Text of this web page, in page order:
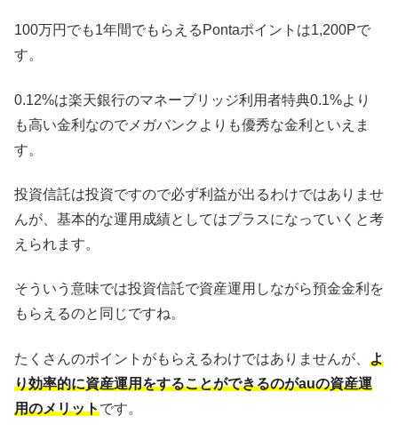
100万円でも1年間でもらえるPontaポイントは1,200Pで
す。
0.12%は楽天銀行のマネーブリッジ利用者特典0.1%より
も高い金利なのでメガバンクよりも優秀な金利といえま
す。
投資信託は投資ですので必ず利益が出るわけではありませ
んが、基本的な運用成績としてはプラスになっていくと考
えられます。
そういう意味では投資信託で資産運用しながら預金金利を
もらえるのと同じですね。
たくさんのポイントがもらえるわけではありませんが、 よ
り効率的に資産運用をすることができるのがauの資産運
用のメリットです。